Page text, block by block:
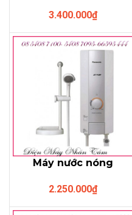
6KD1VN (có bơm,3
3.400.000₫
Máy nước nóng
6HS1W (3 chế độ
2.250.000₫